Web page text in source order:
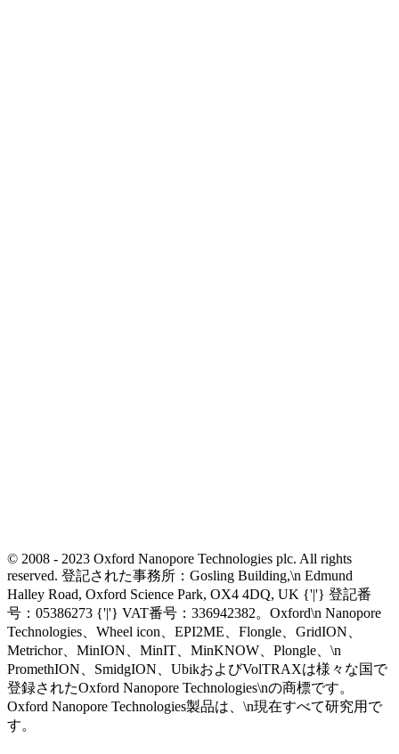
© 2008 - 2023 Oxford Nanopore Technologies plc. All rights
reserved. 登記された事務所：Gosling Building,\n Edmund
Halley Road, Oxford Science Park, OX4 4DQ, UK {'|'} 登記番
号：05386273 {'|'} VAT番号：336942382。Oxford\n Nanopore
Technologies、Wheel icon、EPI2ME、Flongle、GridION、
Metrichor、MinION、MinIT、MinKNOW、Plongle、\n
PromethION、SmidgION、UbikおよびVolTRAXは様々な国で
登録されたOxford Nanopore Technologies\nの商標です。
Oxford Nanopore Technologies製品は、\n現在すべて研究用で
す。